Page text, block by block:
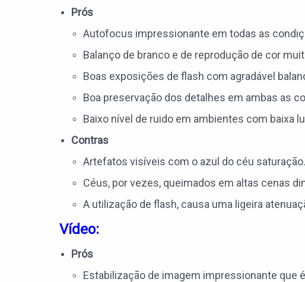
Prós
Autofocus impressionante em todas as
Balanço de branco e de reprodução de cor
Boas exposições de flash com agradável
Boa preservação dos detalhes em ambas as
Baixo nível de ruido em ambientes com baixa
Contras
Artefatos visíveis com o azul do céu saturação.
Céus, por vezes, queimados em altas cenas
A utilização de flash, causa uma ligeira
Vídeo:
Prós
Estabilização de imagem impressionante que